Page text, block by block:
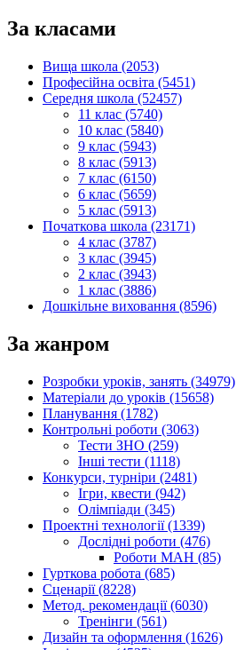
За класами
Вища школа (2053)
Професійна освіта (5451)
Середня школа (52457)
11 клас (5740)
10 клас (5840)
9 клас (5943)
8 клас (5913)
7 клас (6150)
6 клас (5659)
5 клас (5913)
Початкова школа (23171)
4 клас (3787)
3 клас (3945)
2 клас (3943)
1 клас (3886)
Дошкільне виховання (8596)
За жанром
Розробки уроків, занять (34979)
Матеріали до уроків (15658)
Планування (1782)
Контрольні роботи (3063)
Тести ЗНО (259)
Інші тести (1118)
Конкурси, турніри (2481)
Ігри, квести (942)
Олімпіади (345)
Проектні технології (1339)
Дослідні роботи (476)
Роботи МАН (85)
Гурткова робота (685)
Сценарії (8228)
Метод. рекомендації (6030)
Тренінги (561)
Дизайн та оформлення (1626)